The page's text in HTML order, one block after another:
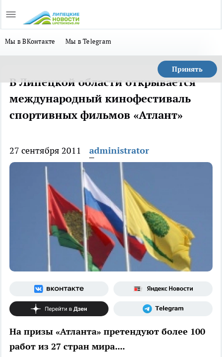
Мы в ВКонтакте Мы в Telegram
Принять
В Липецкой области открывается
международный кинофестиваль
спортивных фильмов «Атлант»
27 сентября 2011 administrator
На призы «Атланта» претендуют более 100
работ из 27 стран мира....